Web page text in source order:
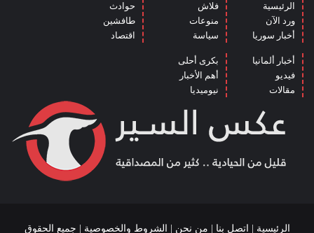
الرئيسية
ورد الآن
أخبار سوريا
فلاش
منوعات
سياسة
حوادث
طافشين
اقتصاد
أخبار ألمانيا
فيديو
مقالات
بكرى أحلى
أهم الأخبار
نيوميديا
الرئيسية اتصل بنا من نحن الشروط والخصوصية | جميع الحقوق